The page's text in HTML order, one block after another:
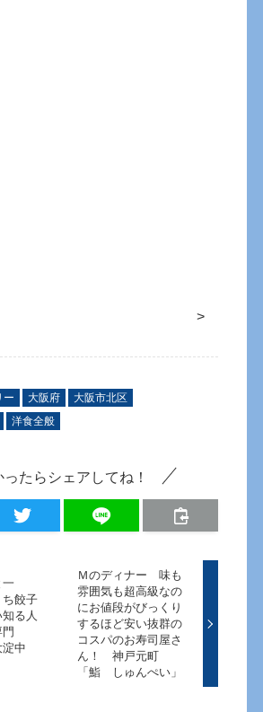
>
ー 大阪府
大阪市北区
洋食全般
ったらシェアしてね！
一
餃子
る人
淀中
Ｍのディナー 味も
雰囲気も超高級なの
にお値段がびっくり
するほど安い抜群の
コスパのお寿司屋さ
ん！ 神戸元町
「鮨 しゅんぺい」